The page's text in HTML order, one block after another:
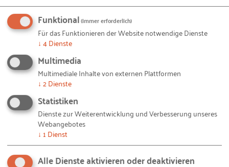
Bildquellen und Copyright-Hinweise
© FabrikaCr /iStock.com– Header_Website_1460_360_magazin.jpg
Ihnen gefällt dieser Beitrag? Teilen Sie ihn mit anderen:
Bleiben Sie auf dem Laufenden!
Mit unseren RKW Alerts bleiben Sie immer auf dem
Laufenden. Wir informieren Sie automatisch und
kostenlos, sobald es etwas Neues zum Projekt
"Wirkungsanalysen Innovationsförderung" auf
Funktional(immer erforderlich)
Für das Funktionieren der Website notwendige Dienste
↓ 4Dienste
Multimedia
Multimediale Inhalte von externen Plattformen
↓ 2Dienste
Statistiken
Dienste zur Weiterentwicklung und Verbesserung unseres
Webangebotes
↓ 1 Dienst
Alle Dienste aktivieren oder deaktivieren